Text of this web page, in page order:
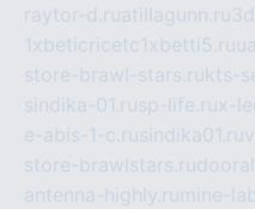
raytor-d.ruatillagunn.ru
1xbeticricetc1xbetti5.ru
store-brawl-stars.rukts-
sindika-01.rusp-life.rux-
e-abis-1-c.rusindika01.ru
store-brawlstars.ru
antenna-highly.ru mine-